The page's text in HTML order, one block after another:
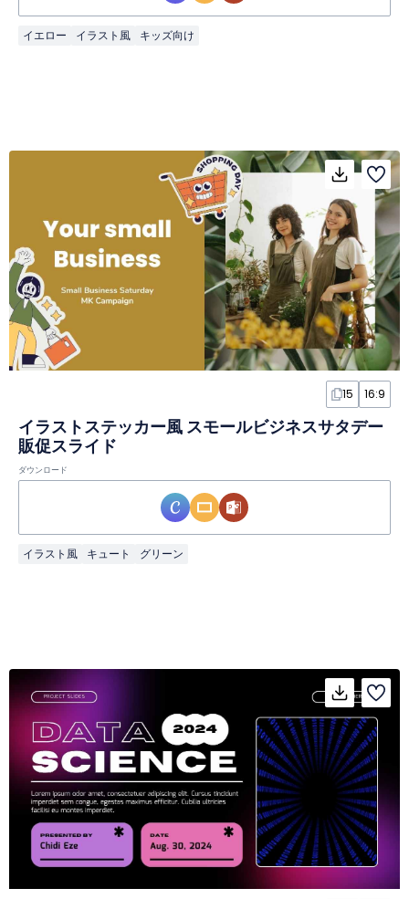
イエロー イラスト風 キッズ向け
15 16:9
イラストステッカー風 スモールビジネスサタデー
販促スライド
ダウンロード
イラスト風 キュート グリーン